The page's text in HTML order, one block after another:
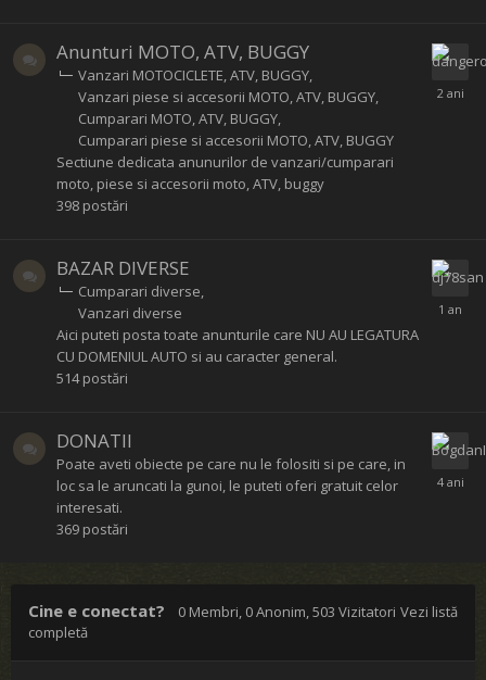
Anunturi MOTO, ATV, BUGGY
Vanzari MOTOCICLETE, ATV, BUGGY
Vanzari piese si accesorii MOTO, ATV, BUGGY
Cumparari MOTO, ATV, BUGGY
Cumparari piese si accesorii MOTO, ATV, BUGGY
Sectiune dedicata anunurilor de vanzari/cumparari
moto, piese si accesorii moto, ATV, buggy
398 postări
BAZAR DIVERSE
Cumparari diverse
Vanzari diverse
Aici puteti posta toate anunturile care NU AU LEGATURA
CU DOMENIUL AUTO si au caracter general.
514 postări
DONATII
Poate aveti obiecte pe care nu le folositi si pe care, in
loc sa le aruncati la gunoi, le puteti oferi gratuit celor
interesati.
369 postări
Cine e conectat? 0 Membri, 0 Anonim, 503 Vizitatori Vezi listă
completă